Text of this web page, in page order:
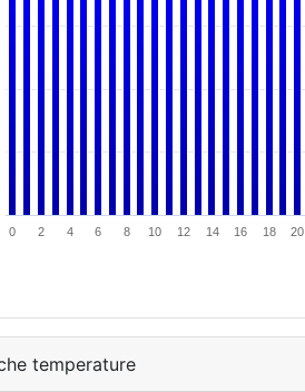
0 2 4 6 8 10 12 14 16 18 20
temperature